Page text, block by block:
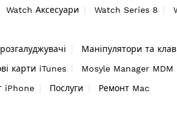
Watch Аксесуари Watch Series 8
Маніпулятори та
карти iTunes Mosyle Manager MDM
iPhone Послуги
Ремонт Mac